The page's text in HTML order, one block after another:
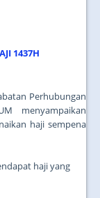
1437H
Perhubungan
menyampaikan
haji sempena
haji yang